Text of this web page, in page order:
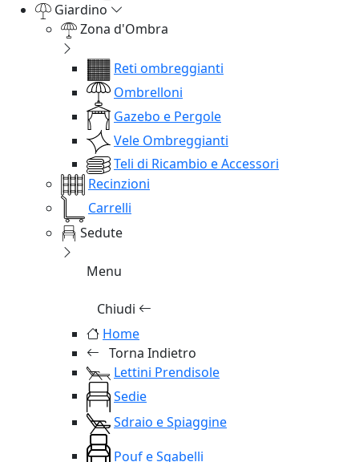
Giardino
Zona d'Ombra
Reti ombreggianti
Ombrelloni
Gazebo e Pergole
Vele Ombreggianti
Teli di Ricambio e Accessori
Recinzioni
Carrelli
Sedute
Menu
Chiudi
Home
Torna Indietro
Lettini Prendisole
Sedie
Sdraio e Spiaggine
Pouf e Sgabelli